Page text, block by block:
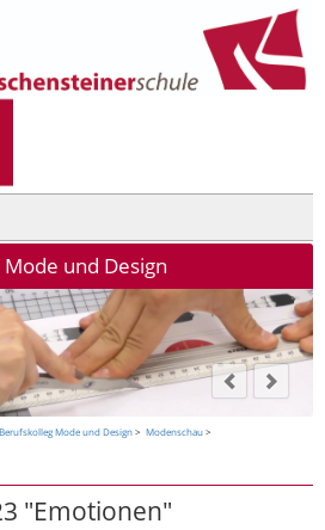
und Design
Berufskolleg Mode und Design
Modenschau
"Emotionen"